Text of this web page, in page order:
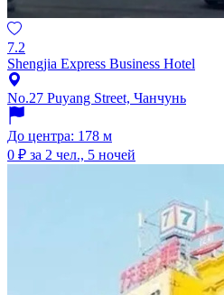
7.2
Shengjia Express Business Hotel
No.27 Puyang Street, Чанчунь
До центра: 178 м
0 ₽ за 2 чел., 5 ночей